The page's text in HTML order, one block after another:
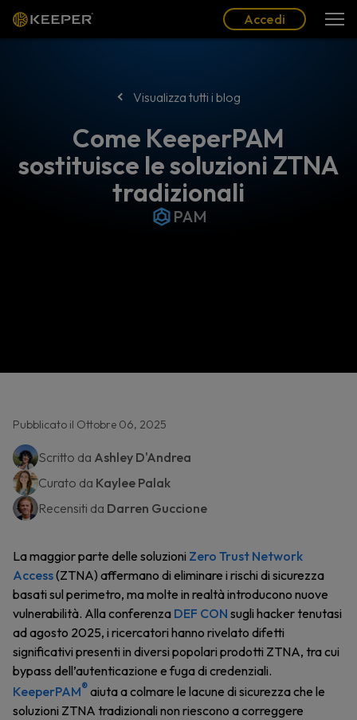
Accedi
Visualizza tutti i blog
Come KeeperPAM
sostituisce le soluzioni ZTNA
tradizionali
PAM
Pubblicato il Ottobre 06, 2025
Scritto da Ashley D'Andrea
Curato da Kaylee Palak
Recensiti da Darren Guccione
La maggior parte delle soluzioni Zero Trust Network
Access(ZTNA) affermano di eliminare i rischi di sicurezza
basati sul perimetro, ma molte in realtà introducono nuove
vulnerabilità. Alla conferenza DEF CON sugli hacker tenutasi
ad agosto 2025, i ricercatori hanno rivelato difetti
significativi presenti in diversi popolari prodotti ZTNA, tra cui
bypass dell’autenticazione e fuga di credenziali.
KeeperPAM®aiuta a colmare le lacune di sicurezza che le
soluzioni ZTNA tradizionali non riescono a correggere